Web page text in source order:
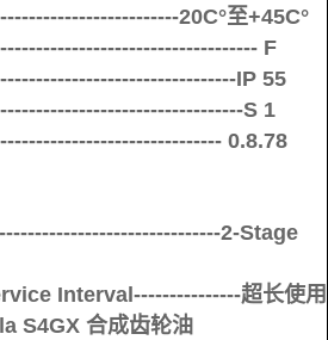
20C°至+45C°
F
IP 55
S 1
0.8.78
2-Stage
Interval---------------超长使用
S4GX 合成齿轮油